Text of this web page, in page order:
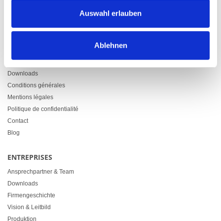
Auswahl erlauben
Ablehnen
LINKS
Downloads
Conditions générales
Mentions légales
Politique de confidentialité
Contact
Blog
ENTREPRISES
Ansprechpartner & Team
Downloads
Firmengeschichte
Vision & Leitbild
Produktion